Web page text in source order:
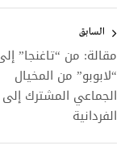
المقالات
السابق
مقالة: من “تاغنجا”
“لابوبو” من المخيال
الجماعي المشترك إلى
الفردانية